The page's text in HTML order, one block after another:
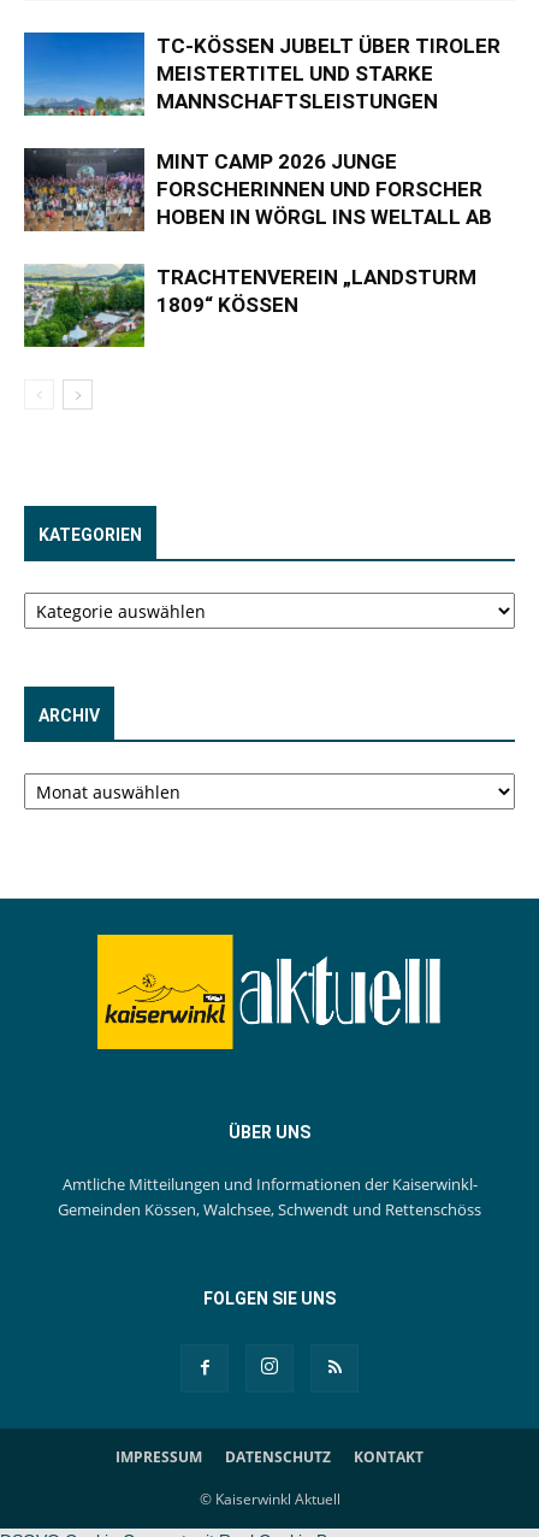
TC-KÖSSEN JUBELT ÜBER TIROLER
MEISTERTITEL UND STARKE
MANNSCHAFTSLEISTUNGEN
MINT CAMP 2026 JUNGE
FORSCHERINNEN UND FORSCHER
HOBEN IN WÖRGL INS WELTALL AB
TRACHTENVEREIN „LANDSTURM
1809“ KÖSSEN
KATEGORIEN
Kategorien
ARCHIV
Archiv
ÜBER UNS
Amtliche Mitteilungen und Informationen der Kaiserwinkl-
Gemeinden Kössen, Walchsee, Schwendt und Rettenschöss
FOLGEN SIE UNS
IMPRESSUM DATENSCHUTZ KONTAKT
© Kaiserwinkl Aktuell